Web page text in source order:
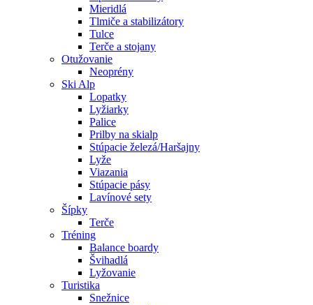
Mieridlá
Tlmiče a stabilizátory
Tulce
Terče a stojany
Otužovanie
Neoprény
Ski Alp
Lopatky
Lyžiarky
Palice
Prilby na skialp
Stúpacie železá/Haršajny
Lyže
Viazania
Stúpacie pásy
Lavínové sety
Šípky
Terče
Tréning
Balance boardy
Švihadlá
Lyžovanie
Turistika
Snežnice